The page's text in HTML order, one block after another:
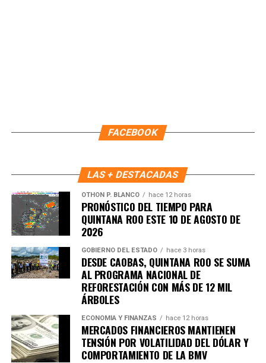
como uno de los destinos más importantes de México y
Fuente: 5to Poder Agencia de Noticias
FACEBOOK
LAS + DESTACADAS
OTHON P. BLANCO hace 12 horas
PRONÓSTICO DEL TIEMPO PARA
QUINTANA ROO ESTE 10 DE AGOSTO DE
2026
GOBIERNO DEL ESTADO hace 3 horas
DESDE CAOBAS, QUINTANA ROO SE SUMA
AL PROGRAMA NACIONAL DE
REFORESTACIÓN CON MÁS DE 12 MIL
ÁRBOLES
ECONOMÍA Y FINANZAS hace 12 horas
MERCADOS FINANCIEROS MANTIENEN
TENSIÓN POR VOLATILIDAD DEL DÓLAR Y
COMPORTAMIENTO DE LA BMV